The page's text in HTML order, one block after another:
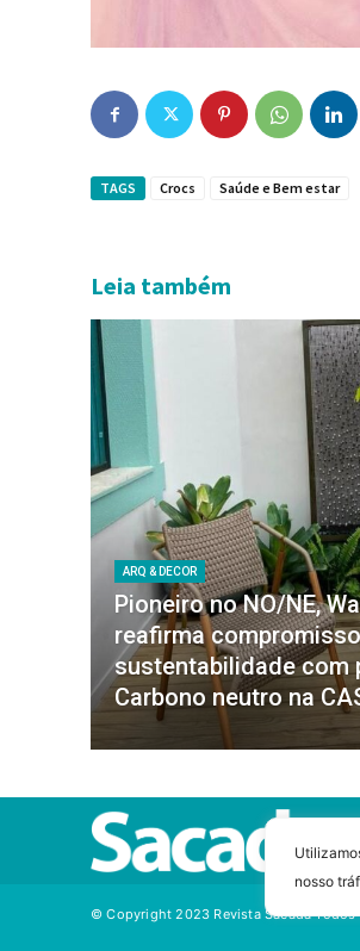
nosso
TAGS Crocs Saúde e Bem estar
Leia também
ARQ & DECOR
Pioneiro no NO/NE,
reafirma
sustentabilidade com
Carbono neutro na
© Copyright 2023 Revista Sacada